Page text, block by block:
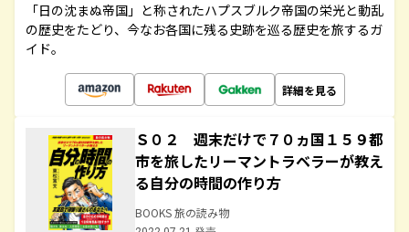
「日の沈まぬ帝国」と称されたハプスブルク帝国の栄光と動乱
の歴史をたどり、今なお各国に残る史跡を巡る歴史を旅するガ
イド。
詳細を見る
Ｓ０２ 週末だけで７０ヵ国１５９都
市を旅したリーマントラベラーが教え
る自分の時間の作り方
BOOKS 旅の読み物